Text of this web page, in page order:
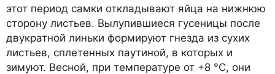
этот период самки откладывают яйца на нижнюю
сторону листьев. Вылупившиеся гусеницы после
двукратной линьки формируют гнезда из сухих
листьев, сплетенных паутиной, в которых и
зимуют. Весной, при температуре от +8 °C, они